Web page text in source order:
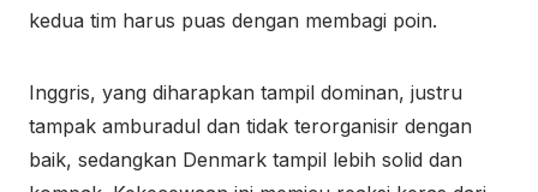
kedua tim harus puas dengan membagi poin.
Inggris, yang diharapkan tampil dominan, justru
tampak amburadul dan tidak terorganisir dengan
baik, sedangkan Denmark tampil lebih solid dan